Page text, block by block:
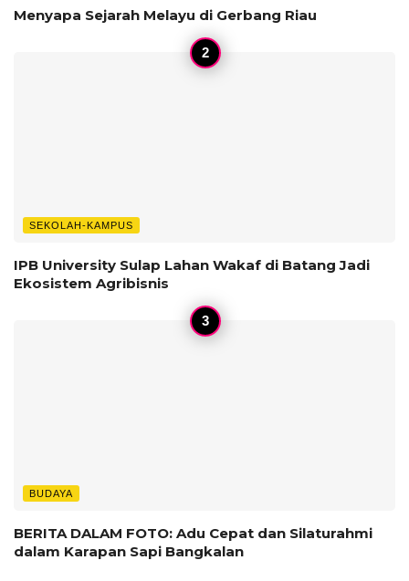
Menyapa Sejarah Melayu di Gerbang Riau
SEKOLAH-KAMPUS
IPB University Sulap Lahan Wakaf di Batang Jadi
Ekosistem Agribisnis
BUDAYA
BERITA DALAM FOTO: Adu Cepat dan Silaturahmi
dalam Karapan Sapi Bangkalan